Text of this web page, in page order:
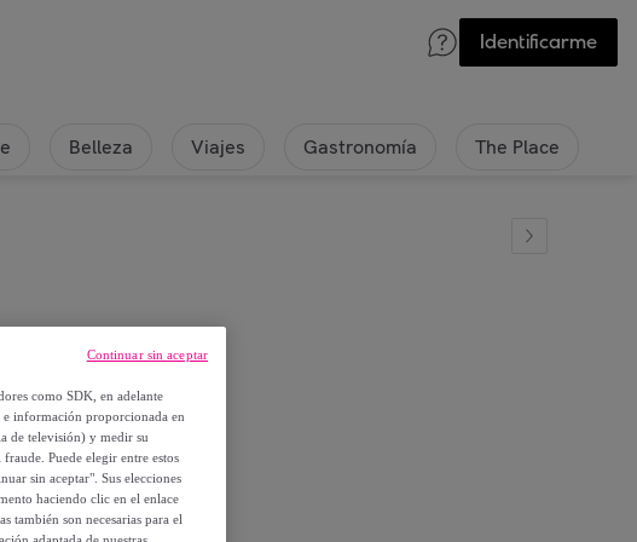
Identificarme
Belleza Viajes Gastronomía The Place
como SDK, en adelante
e información proporcionada en
de televisión) y medir su
Puede elegir entre estos
sin aceptar". Sus elecciones
haciendo clic en el enlace
también son necesarias para el
Continuar sin aceptar